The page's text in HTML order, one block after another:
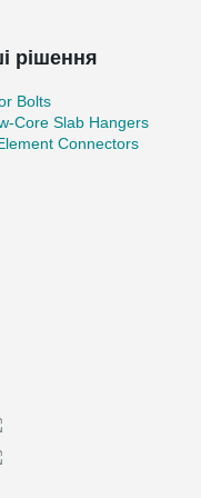
рішення
Bolts
Core Slab Hangers
Connectors